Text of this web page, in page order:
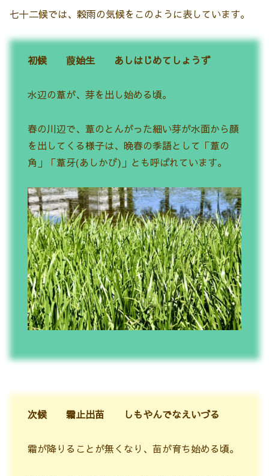
七十二候では、穀雨の気候をこのように表しています。
初候 葭始生 あしはじめてしょうず
水辺の葦が、芽を出し始める頃。
春の川辺で、葦のとんがった細い芽が水面から顔
を出してくる様子は、晩春の季語として「葦の
角」「葦牙(あしかび)」とも呼ばれています。
次候 霜止出苗 しもやんでなえいづる
霜が降りることが無くなり、苗が育ち始める頃。